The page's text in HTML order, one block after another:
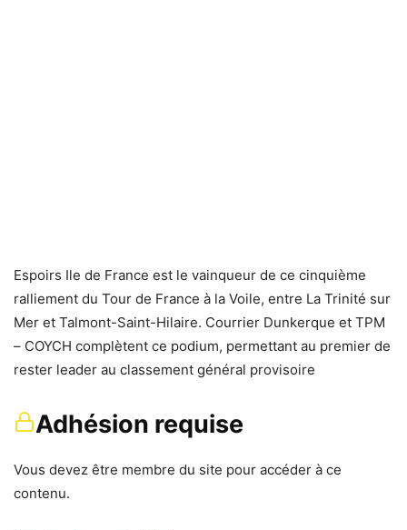
Espoirs Ile de France est le vainqueur de ce cinquième
ralliement du Tour de France à la Voile, entre La Trinité sur
Mer et Talmont-Saint-Hilaire. Courrier Dunkerque et TPM
– COYCH complètent ce podium, permettant au premier de
rester leader au classement général provisoire
Adhésion requise
Vous devez être membre du site pour accéder à ce
contenu.